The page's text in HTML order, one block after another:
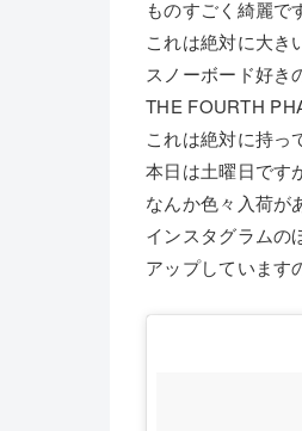
ものすごく綺麗で
これは絶対に大き
スノーボード好き
THE FOURTH
これは絶対に持っ
本日は土曜日です
なんか色々入荷が
インスタグラムの
アップしています